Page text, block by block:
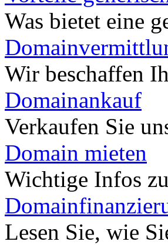
Was bietet eine
Wir beschaffen
Domainankauf
Verkaufen Sie
Domain mieten
Wichtige Infos
Lesen Sie, wie